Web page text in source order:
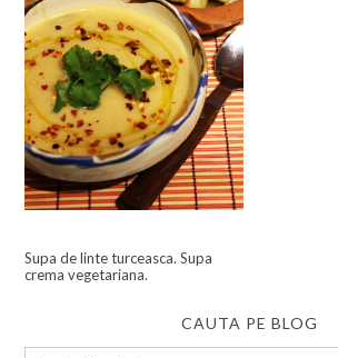
Supa de linte turceasca. Supa
crema vegetariana.
CAUTA PE BLOG